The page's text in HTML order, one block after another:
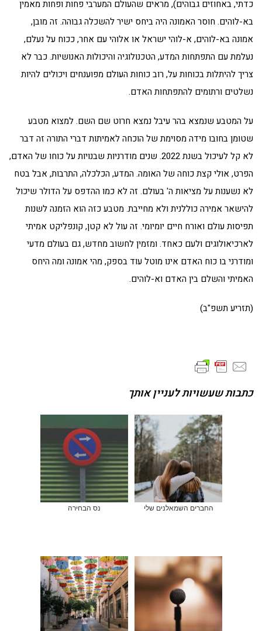
כדתי, באחוזים גבוהים), מראים שהעולם המערבי פחות ופחות מאמין
בא-לוהים. חוסר האמונה היה ביחס ישיר להשכלה גבוהה. זה מובן,
אמונה בא-לוהים, א-לוהי ישראל או אלוהי עם אחר, ככוח על נעלם,
נעלמת עם התפתחות המדע, הטכנולוגיה והיכולות האנושיות. כבר לא
צריך להיתלות בכוחות על, רוב כוחות העולם מפוענחים ויכולים להיות
נשלטים ורתומים להתפתחות האדם.
על המטבע שנמצא בהר עיבל נמצא חרוט שם השם. למצוא מטבע
שטומן בחובו מידה מסוימת של הוכחה לאמיתות דברי התורה זה דבר
לא קל לעיכול בשנת 2022. שנים מודרניות שבנויות על כוחו של האדם,
הפרט, אולי קצת כוחה של האומה. המדע, הכלכלה, התרבות, אבל בטח
לא נשענות על מציאות ה' בעולם. זה לא כמו ההדפס על הדולר שיכול
להישאר אמירה כוללנית ולא מחייבת. מטבע כזה הוא הזמנה לשנות
תפיסות עולם ואורח חיים יומיומי. זה עול לא קטן, קונפליקט אמיתי
לארכיאולוגים ולעם כאחד. ומזמין לחשוב מחדש, גם בעולם מדעי
ומודרני בו כוח האדם אינו מוטל עוד בספק, מהי אמונה ומה היחס
האמיתי והשלם בין האדם וא-לוהים.
(תזריע תשפ"ב)
כתבות שעשויות לעניין אותך
החברים השמאלנים שלי נס הבחירה